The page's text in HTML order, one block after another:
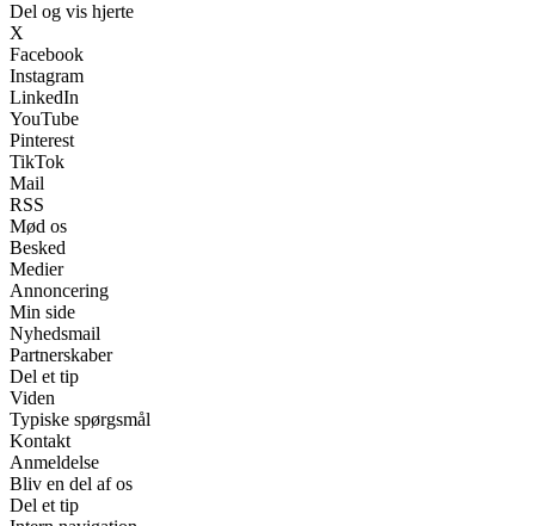
Del og vis hjerte
X
Facebook
Instagram
LinkedIn
YouTube
Pinterest
TikTok
Mail
RSS
Mød os
Besked
Medier
Annoncering
Min side
Nyhedsmail
Partnerskaber
Del et tip
Viden
Typiske spørgsmål
Kontakt
Anmeldelse
Bliv en del af os
Del et tip